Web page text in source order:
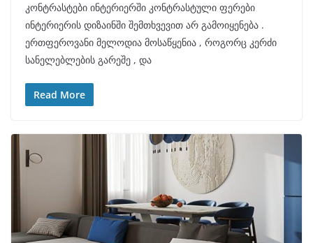
კონტრასტები ინტერიერში კონტრასტული ფერები
ინტერიერის დიზაინში შემთხვევით არ გამოიყენება .
ერთფეროვანი მელოდია მოსაწყენია , როგორც კერძი
სანელებლების გარეშე , და
Read More